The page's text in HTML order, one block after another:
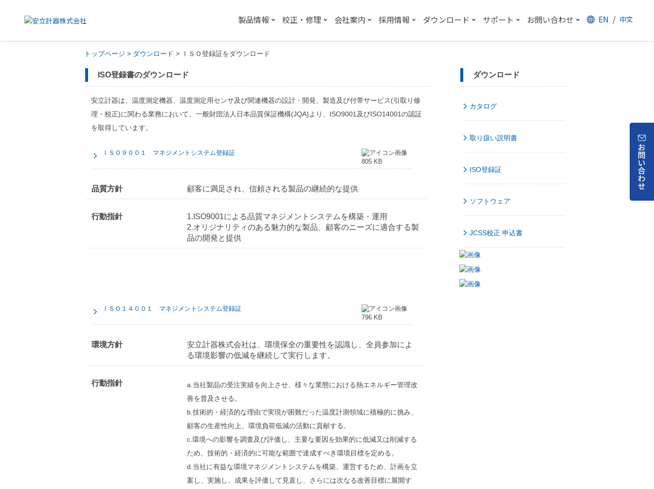
製品情報 校正・修理 会社案内 採用情報 ダウンロード サポート お問い合わせ EN / 中文
トップページ > ダウンロード > ＩＳＯ登録証をダウンロード
ISO登録書のダウンロード
安立計器は、温度測定機器、温度測定用センサ及び関連機器の設計・開発、製造及び付帯サービス(引取り修
理・校正)に関わる業務において、一般財団法人日本品質保証機構(JQA)より、ISO9001及びISO14001の認証
を取得しています。
ＩＳＯ９００１ マネジメントシステム登録証
805 KB
品質方針 顧客に満足され、信頼される製品の継続的な提供
行動指針
1.ISO9001による品質マネジメントシステムを構築・運用
2.オリジナリティのある魅力的な製品、顧客のニーズに適合する製
品の開発と提供
ＩＳＯ１４００１ マネジメントシステム登録証
796 KB
環境方針
安立計器株式会社は、環境保全の重要性を認識し、全員参加によ
る環境影響の低減を継続して実行します。
行動指針
a.当社製品の受注実績を向上させ、様々な業態における熱エネルギー管理改
善を普及させる。
b.技術的・経済的な理由で実現が困難だった温度計測領域に積極的に挑み、
顧客の生産性向上、環境負荷低減の活動に貢献する。
c.環境への影響を調査及び評価し、主要な要因を効果的に低減又は削減する
ため、技術的・経済的に可能な範囲で達成すべき環境目標を定める。
d.当社に有益な環境マネジメントシステムを構築、運営するため、計画を立
案し、実施し、成果を評価して見直し、さらには次なる改善目標に展開す
ダウンロード
カタログ
取り扱い説明書
ISO登録証
ソフトウェア
JCSS校正 申込書